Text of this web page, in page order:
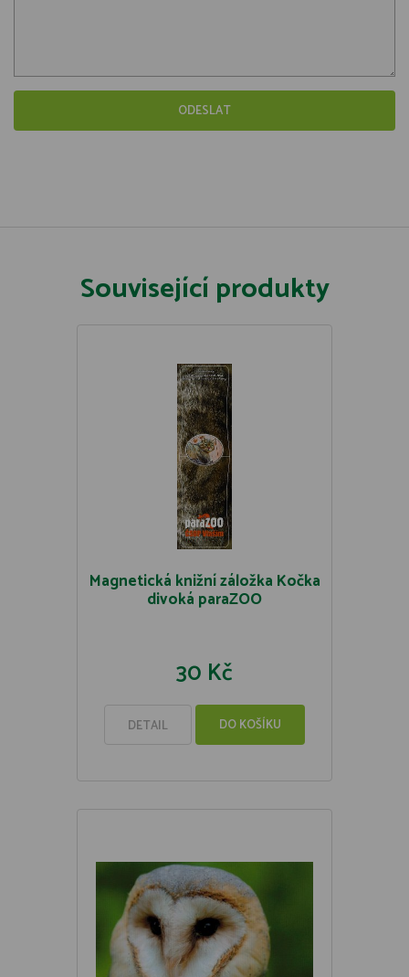
Související produkty
Magnetická knižní záložka Kočka
divoká paraZOO
30 Kč
DETAIL DO KOŠÍKU